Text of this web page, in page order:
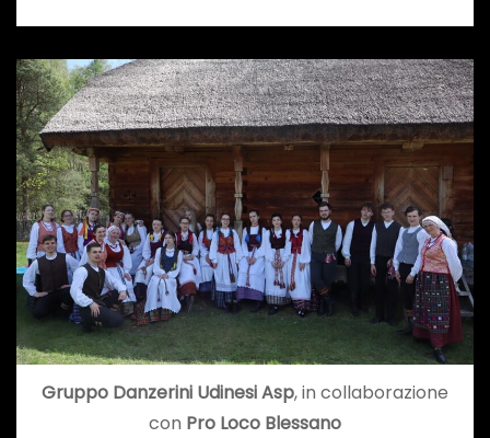
Gruppo Danzerini Udinesi Asp, in collaborazione
con Pro Loco Blessano